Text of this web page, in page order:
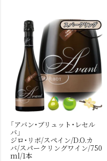
「アバン・ブリュット・レセル
バ」
ジロ・リボ/スペイン/D.O.カ
バ/スパークリングワイン/750
ml/1本